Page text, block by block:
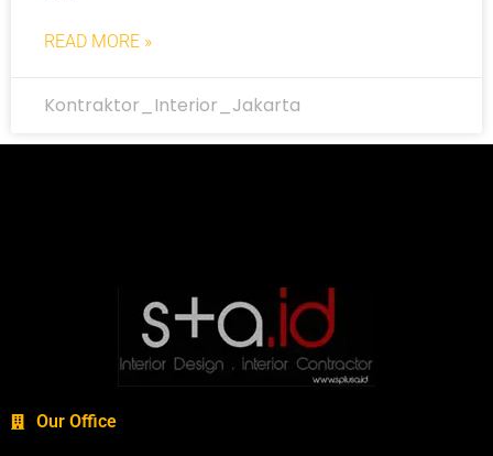
READ MORE »
Kontraktor_Interior_Jakarta
Our Office